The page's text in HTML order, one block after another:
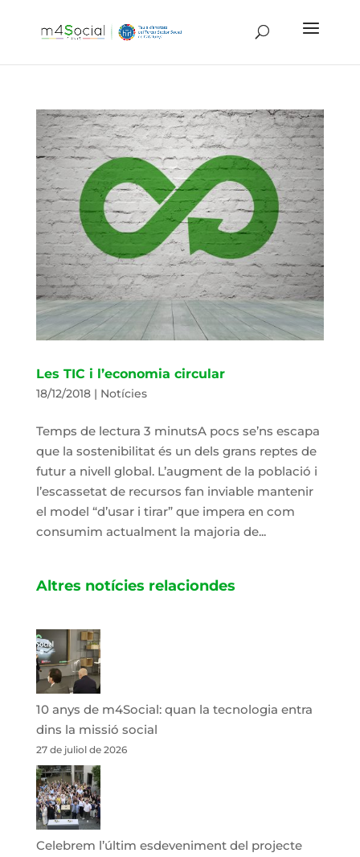
Les TIC i l’economia circular
18/12/2018| Notícies
Temps de lectura 3 minutsA pocs se’ns escapa
que la sostenibilitat és un dels grans reptes de
futur a nivell global. L’augment de la població i
l’escassetat de recursos fan inviable mantenir
el model “d’usar i tirar” que impera en com
consumim actualment la majoria de...
Altres notícies relaciondes
10 anys de m4Social: quan la tecnologia entra
dins la missió social
27 de juliol de 2026
Celebrem l’últim esdeveniment del projecte